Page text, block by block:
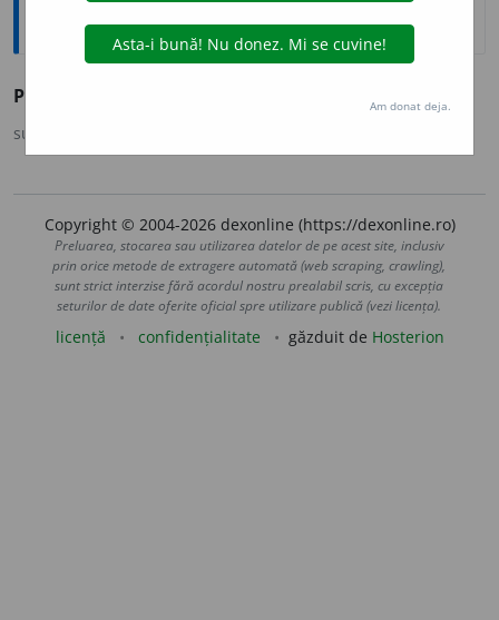
Sinonime
PRAVOSL
sursa:
Copyright © 2004-2026 dexonline (https://dexonline.ro)
Preluarea, stocarea sau utilizarea datelor de pe acest site, inclusiv
prin orice metode de extragere automată (web scraping, crawling),
sunt strict interzise fără acordul nostru prealabil scris, cu excepția
seturilor de date oferite oficial spre utilizare publică (vezi licența).
licență confidențialitate găzduit de Hosterion
Am donat deja.